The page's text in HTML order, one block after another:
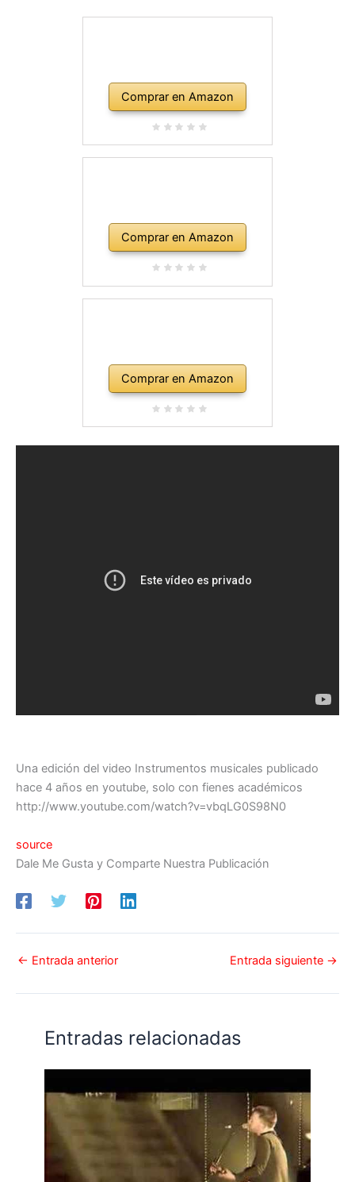
Comprar en Amazon
Comprar en Amazon
Comprar en Amazon
Una edición del video Instrumentos musicales publicado
hace 4 años en youtube, solo con fienes académicos
http://www.youtube.com/watch?v=vbqLG0S98N0
source
Dale Me Gusta y Comparte Nuestra Publicación
← Entrada anterior Entrada siguiente →
Entradas relacionadas